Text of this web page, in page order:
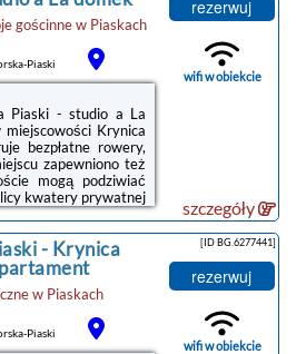
lodówką, a także
Do dyspozycji
okien roztacza się
panują doskonałe ...
gościnnew Piaskach
Piaski
Piaski - studio a La
Krynica
bezpłatne rowery,
zapewniono też
mogą podziwiać
kwatery prywatnej
do uprawiania
dostępny jest
parking.W
kuchnię z
i czajnikiem. Goście
z płaskim
do kanałów
miejsc od ...
rezerwuj
wifi w obiekcie
szczegóły
- Krynica
w Piaskach
Piaski
[ID BG.6277441]
rezerwuj
wifi w obiekcie